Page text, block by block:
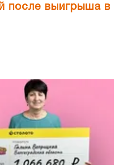
после выигрыша в